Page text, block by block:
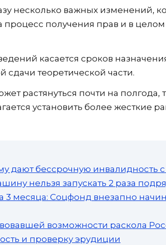
несколько важных изменений,
процесс получения прав и в
касается сроков
теоретической части.
растянуться почти на полгода,
установить более жесткие
дают бессрочную инвалидность с
нельзя запускать 2 раза
3 месяца: Соцфонд внезапно
возможности раскола
и проверку эрудиции